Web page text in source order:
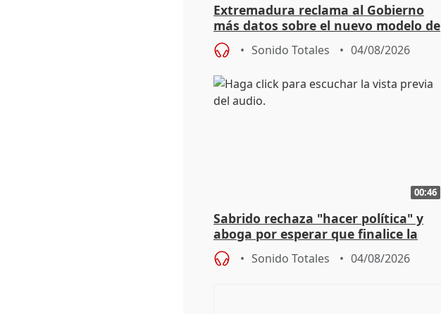
Extremadura reclama al Gobierno
más datos sobre el nuevo modelo de
financiación
Sonido Totales 04/08/2026
00:46
Sabrido rechaza "hacer política" y
aboga por esperar que finalice la
investigación del incendio
Sonido Totales 04/08/2026